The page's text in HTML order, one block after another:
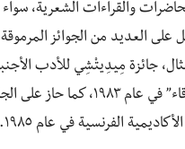
والقراءات الشعرية،
على العديد من الجوائز
جائزة مِيدِيتْشِي للأدب
كتابه “المَحَجَّة الزرقاء” في عام ١٩٨٣، كما حاز
الفرنسية في عام ١٩٨٥.